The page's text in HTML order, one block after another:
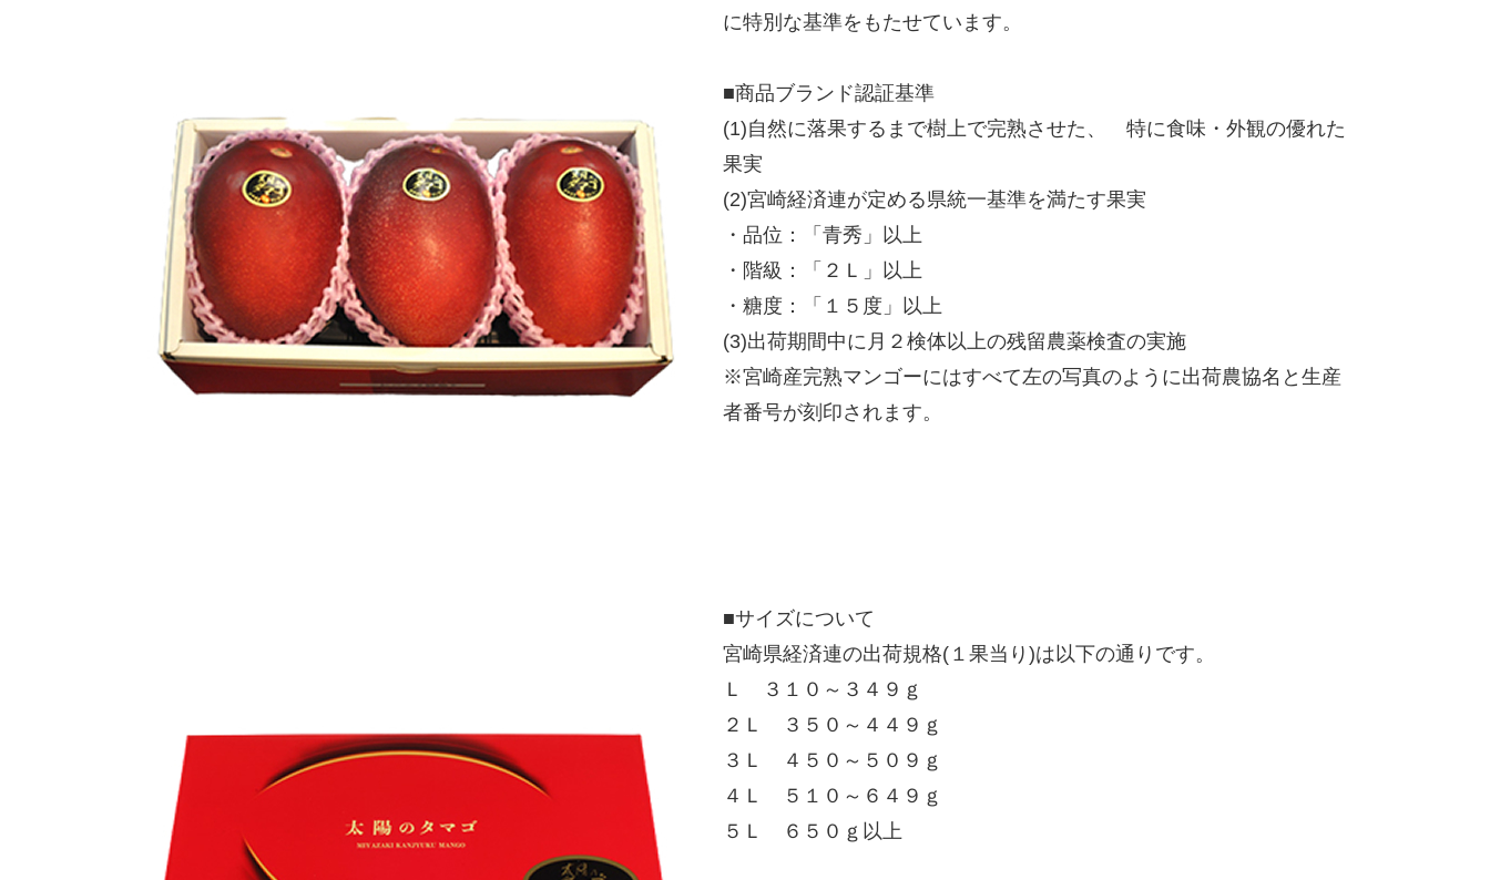
に特別な基準をもたせています。
■商品ブランド認証基準
(1)自然に落果するまで樹上で完熟させた、 特に食味・外観の優れた
果実
(2)宮崎経済連が定める県統一基準を満たす果実
・品位：「青秀」以上
・階級：「２Ｌ」以上
・糖度：「１５度」以上
(3)出荷期間中に月２検体以上の残留農薬検査の実施
※宮崎産完熟マンゴーにはすべて左の写真のように出荷農協名と生産
者番号が刻印されます。
■サイズについて
宮崎県経済連の出荷規格(１果当り)は以下の通りです。
Ｌ ３１０～３４９ｇ
２Ｌ ３５０～４４９ｇ
３Ｌ ４５０～５０９ｇ
４Ｌ ５１０～６４９ｇ
５Ｌ ６５０ｇ以上